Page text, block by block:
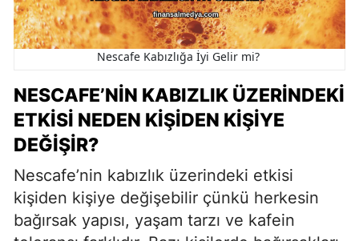
Nescafe Kabızlığa İyi Gelir mi?
NESCAFE’NIN KABIZLIK ÜZERINDEKI
ETKISI NEDEN KIŞIDEN KIŞIYE
DEĞIŞIR?
Nescafe’nin kabızlık üzerindeki etkisi
kişiden kişiye değişebilir çünkü herkesin
bağırsak yapısı, yaşam tarzı ve kafein